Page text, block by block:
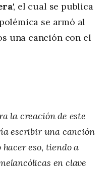
', el cual se publica
se armó al
una canción con el
la creación de este
escribir una canción
eso, tiendo a
en clave